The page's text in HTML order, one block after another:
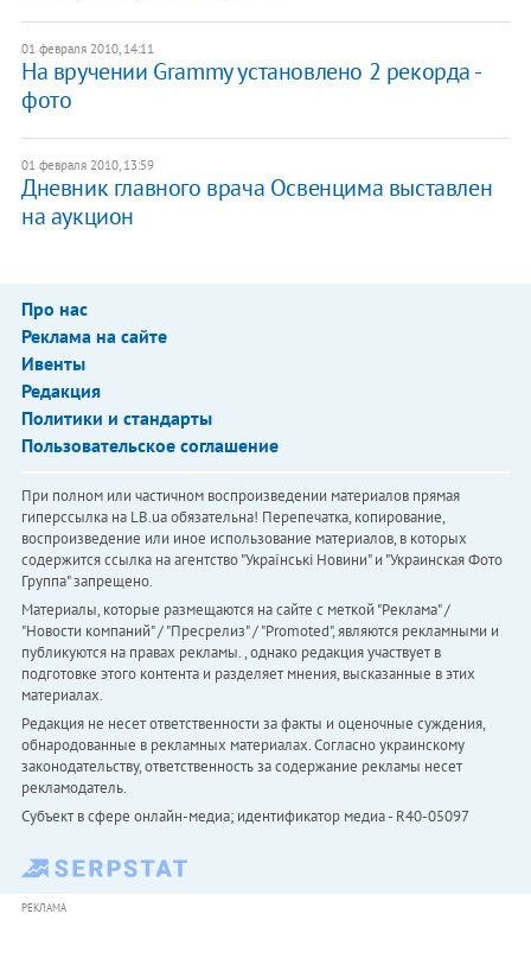
01 февраля 2010, 14:11
На вручении Grammy установлено 2 рекорда -
фото
01 февраля 2010, 13:59
Дневник главного врача Освенцима выставлен
на аукцион
Про нас
Реклама на сайте
Ивенты
Редакция
Политики и стандарты
Пользовательское соглашение
При полном или частичном воспроизведении материалов прямая
гиперссылка на LB.ua обязательна! Перепечатка, копирование,
воспроизведение или иное использование материалов, в которых
содержится ссылка на агентство "Українськi Новини" и "Украинская Фото
Группа" запрещено.
Материалы, которые размещаются на сайте с меткой "Реклама" /
"Новости компаний" / "Пресрелиз" / "Promoted", являются рекламными и
публикуются на правах рекламы. , однако редакция участвует в
подготовке этого контента и разделяет мнения, высказанные в этих
материалах.
Редакция не несет ответственности за факты и оценочные суждения,
обнародованные в рекламных материалах. Согласно украинскому
законодательству, ответственность за содержание рекламы несет
рекламодатель.
Субъект в сфере онлайн-медиа; идентификатор медиа - R40-05097
РЕКЛАМА